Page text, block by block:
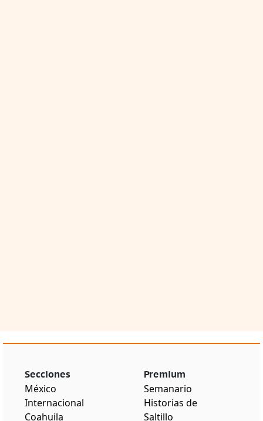
Secciones
México
Internacional
Coahuila
Premium
Semanario
Historias de
Saltillo